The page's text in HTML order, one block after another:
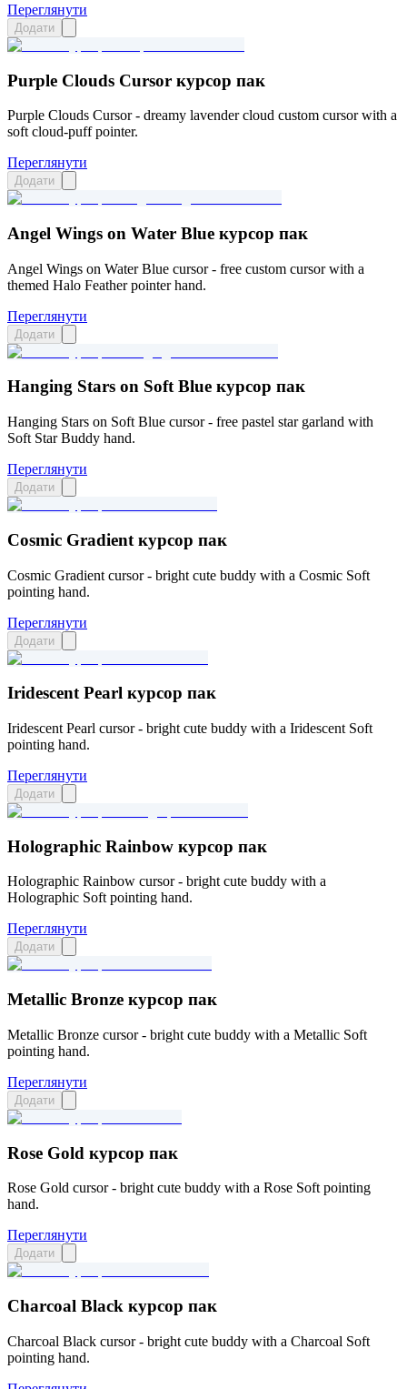
Переглянути
Додати
Purple Clouds Cursor курсор пак
Purple Clouds Cursor - dreamy lavender cloud custom cursor with a
soft cloud-puff pointer.
Переглянути
Додати
Angel Wings on Water Blue курсор пак
Angel Wings on Water Blue cursor - free custom cursor with a
themed Halo Feather pointer hand.
Переглянути
Додати
Hanging Stars on Soft Blue курсор пак
Hanging Stars on Soft Blue cursor - free pastel star garland with
Soft Star Buddy hand.
Переглянути
Додати
Cosmic Gradient курсор пак
Cosmic Gradient cursor - bright cute buddy with a Cosmic Soft
pointing hand.
Переглянути
Додати
Iridescent Pearl курсор пак
Iridescent Pearl cursor - bright cute buddy with a Iridescent Soft
pointing hand.
Переглянути
Додати
Holographic Rainbow курсор пак
Holographic Rainbow cursor - bright cute buddy with a
Holographic Soft pointing hand.
Переглянути
Додати
Metallic Bronze курсор пак
Metallic Bronze cursor - bright cute buddy with a Metallic Soft
pointing hand.
Переглянути
Додати
Rose Gold курсор пак
Rose Gold cursor - bright cute buddy with a Rose Soft pointing
hand.
Переглянути
Додати
Charcoal Black курсор пак
Charcoal Black cursor - bright cute buddy with a Charcoal Soft
pointing hand.